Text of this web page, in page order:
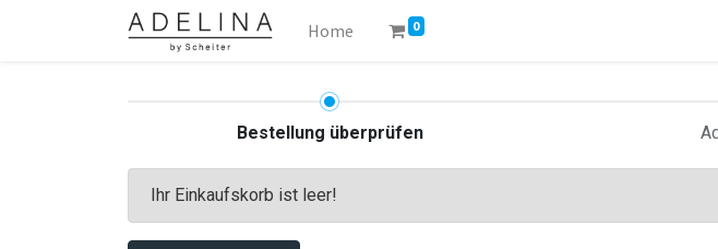
Home 0
Bestellung überprüfen
Ihr Einkaufskorb ist leer!